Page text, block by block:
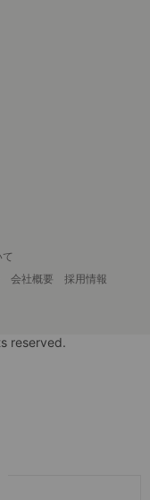
会社概要
採用情報
reserved.